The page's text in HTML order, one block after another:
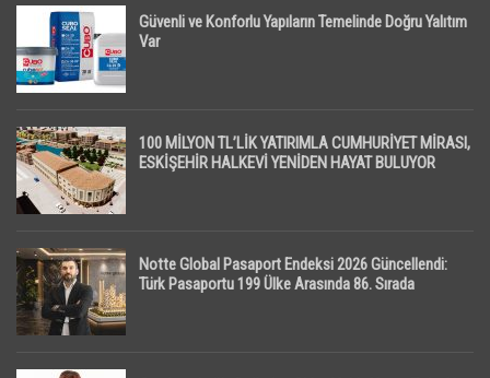
Güvenli ve Konforlu Yapıların Temelinde Doğru Yalıtım
Var
100 MİLYON TL’LİK YATIRIMLA CUMHURİYET MİRASI,
ESKİŞEHİR HALKEVİ YENİDEN HAYAT BULUYOR
Notte Global Pasaport Endeksi 2026 Güncellendi:
Türk Pasaportu 199 Ülke Arasında 86. Sırada